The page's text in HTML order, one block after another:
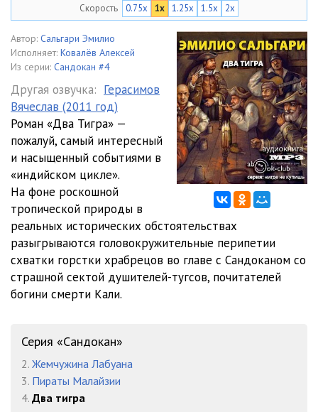
2-06 59:09
2-07 59:14
2-08 58:57
2-09 48:13
47:56
2-11 48:51
2-12
Скорость 0.75x 1x 1.25x 1.5x 2x
Автор: Сальгари Эмилио
Исполняет: Ковалёв Алексей
Из серии: Сандокан #4
Другая озвучка: Герасимов
Вячеслав (2011 год)
Роман «Два Тигра» —
пожалуй, самый интересный
и насыщенный событиями в
«индийском цикле».
На фоне роскошной
тропической природы в
реальных исторических обстоятельствах
разыгрываются головокружительные перипетии
схватки горстки храбрецов во главе с Сандоканом со
страшной сектой душителей-тугсов, почитателей
богини смерти Кали.
Серия «Сандокан»
2. Жемчужина Лабуана
3. Пираты Малайзии
4. Два тигра